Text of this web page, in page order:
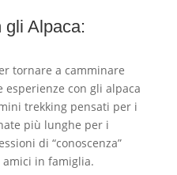
gli Alpaca:
tornare a camminare
esperienze con gli alpaca
trekking pensati per i
più lunghe per i
di “conoscenza”
in famiglia.